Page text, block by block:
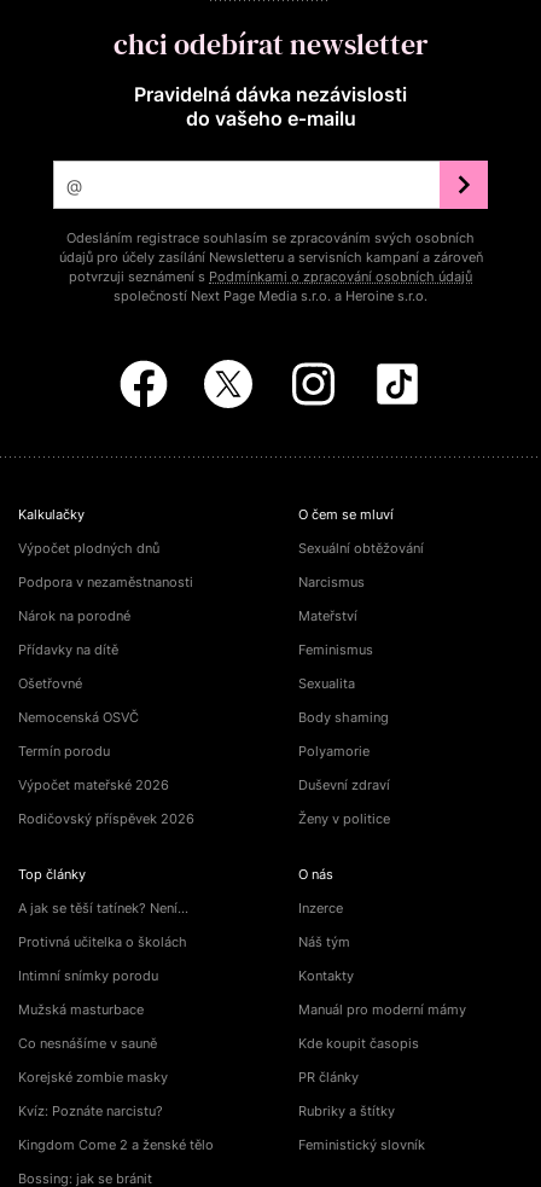
chci odebírat newsletter
Pravidelná dávka nezávislosti
do vašeho e‑mailu
Odesláním registrace souhlasím se zpracováním svých osobních
údajů pro účely zasílání Newsletteru a servisních kampaní a zároveň
potvrzuji seznámení s Podmínkami o zpracování osobních údajů
společností Next Page Media s.r.o. a Heroine s.r.o.
Kalkulačky
Výpočet plodných dnů
Podpora v nezaměstnanosti
Nárok na porodné
Přídavky na dítě
Ošetřovné
Nemocenská OSVČ
Termín porodu
Výpočet mateřské 2026
Rodičovský příspěvek 2026
Top články
A jak se těší tatínek? Není…
Protivná učitelka o školách
Intimní snímky porodu
Mužská masturbace
Co nesnášíme v sauně
Korejské zombie masky
Kvíz: Poznáte narcistu?
Kingdom Come 2 a ženské tělo
Bossing: jak se bránit
O čem se mluví
Sexuální obtěžování
Narcismus
Mateřství
Feminismus
Sexualita
Body shaming
Polyamorie
Duševní zdraví
Ženy v politice
O nás
Inzerce
Náš tým
Kontakty
Manuál pro moderní mámy
Kde koupit časopis
PR články
Rubriky a štítky
Feministický slovník